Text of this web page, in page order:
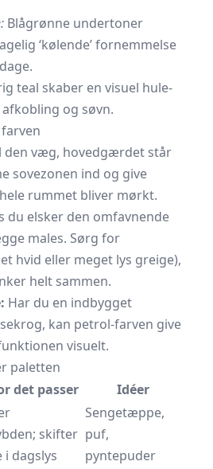
Blågrønne undertoner
‘kølende’ fornemmelse
teal skaber en visuel hule-
og søvn.
den væg, hovedgærdet står
sovezonen ind og give
rummet bliver mørkt.
du elsker den omfavnende
males. Sørg for
hvid eller meget lys greige),
helt sammen.
Har du en indbygget
kan petrol-farven give
visuelt.
paletten
det passer Idéer
skifter
i dagslys
Sengetæppe,
puf,
pyntepuder